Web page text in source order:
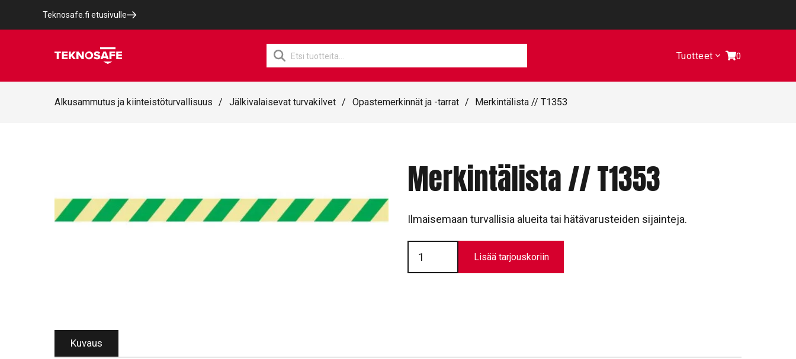
Teknosafe.fi etusivulle
Products
search
Tuotteet 0
Alkusammutus ja kiinteistöturvallisuus / Jälkivalaisevat turvakilvet / Opastemerkinnät ja -tarrat / Merkintälista // T1353
Merkintälista // T1353
Ilmaisemaan turvallisia alueita tai hätävarusteiden sijainteja.
Merkintälista
T1353
määrä
Lisää tarjouskoriin
Kuvaus